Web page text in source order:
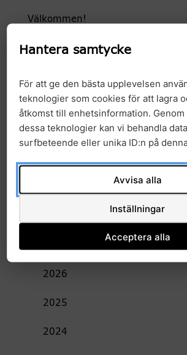
Välkommen!
Kalendarium information
Slut datum:12:45 21 oktober,
Webbinarium
2026
2025
2024
Hantera samtycke
För att ge den bästa upplevelsen
teknologier som cookies för att lagra
åtkomst till enhetsinformation. Genom
dessa teknologier kan vi behandla
surfbeteende eller unika ID:n på
Avvisa alla
Inställningar
Acceptera alla